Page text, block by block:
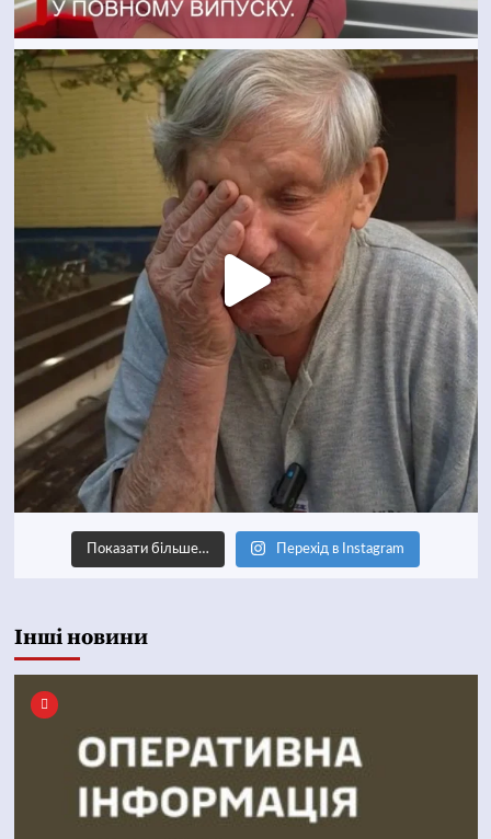
Показати більше… Перехід в Instagram
Інші новини